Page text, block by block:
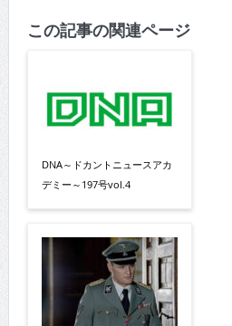
この記事の関連ページ
DNA～ドカントニュースアカ
デミー～197号vol.4